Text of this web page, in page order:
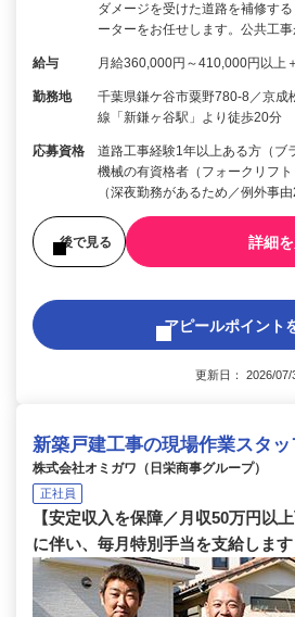
ダメージを受けた道路を補修す
ーターをお任せします。公共工
給与 月給360,000円～410,000円以上
勤務地
千葉県鎌ケ谷市粟野780-8／京成
線「新鎌ヶ谷駅」より徒歩20分
応募資格
道路工事経験1年以上ある方（ブ
機械の有資格者（フォークリフ
（深夜勤務があるため／例外事
後で見る 詳細
アピールポイント
更新日： 2026/
新築戸建工事の現場作業スタ
株式会社オミガワ（日栄商事グループ）
正社員
【安定収入を保障／月収50万円以
に伴い、毎月特別手当を支給します